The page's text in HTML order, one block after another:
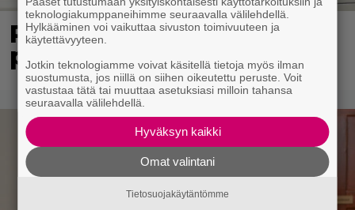
Poliisi kuljetti miestä
putkaan – mies kuoli
teknologiakumppaneihimme seuraavalla välilehdellä.
Hylkääminen voi vaikuttaa sivuston toimivuuteen ja
käytettävyyteen.
Jotkin teknologiamme voivat käsitellä tietoja myös ilman
suostumusta, jos niillä on siihen oikeutettu peruste. Voit
vastustaa tätä tai muuttaa asetuksiasi milloin tahansa
seuraavalla välilehdellä.
Hyväksyn kaikki
Omat valintani
Tietosuojakäytäntömme